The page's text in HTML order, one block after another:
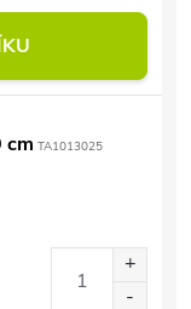
cm TA1013025